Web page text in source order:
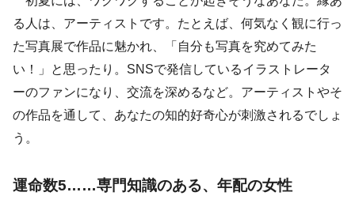
る人は、アーティストです。たとえば、何気なく観に行っ
た写真展で作品に魅かれ、「自分も写真を究めてみた
い！」と思ったり。SNSで発信しているイラストレータ
ーのファンになり、交流を深めるなど。アーティストやそ
の作品を通して、あなたの知的好奇心が刺激されるでしょ
う。
運命数5……専門知識のある、年配の女性